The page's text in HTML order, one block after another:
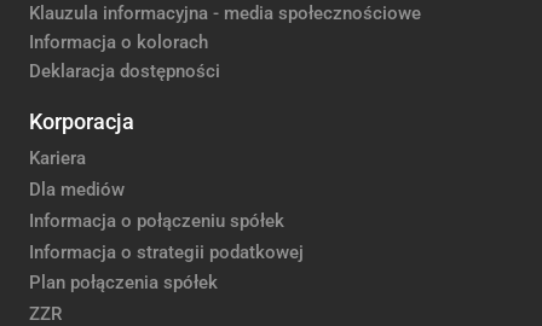
Klauzula informacyjna - media społecznościowe
Informacja o kolorach
Deklaracja dostępności
Korporacja
Kariera
Dla mediów
Informacja o połączeniu spółek
Informacja o strategii podatkowej
Plan połączenia spółek
ZZR